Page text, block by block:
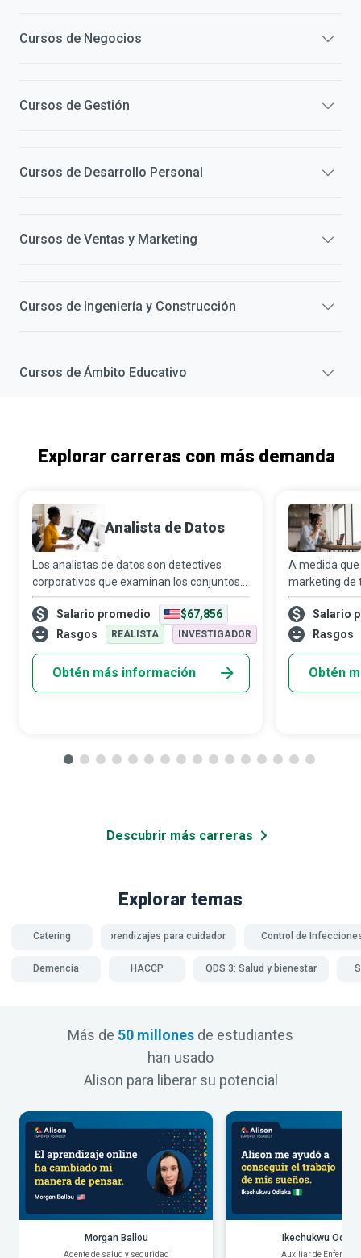
Cursos de Negocios
Cursos de Gestión
Cursos de Desarrollo Personal
Cursos de Ventas y Marketing
Cursos de Ingeniería y Construcción
Cursos de Ámbito Educativo
Explorar carreras con más demanda
Analista de Datos
Los analistas de datos son detectives
corporativos que examinan los conjuntos
de datos de la organización en detalle
minuciosamente, por lo que sus
interpretaciones resaltan patrones y
Salario promedio
$67,856
Rasgos
REALISTA INVESTIGADOR
Obtén más información
A medida
marketing de
cada vez
llegar a sus
de gerentes
Salario
Rasgos
Obtén
Descubrir más carreras
Explorar temas
Catering Aprendizajes para cuidadores Control de
Demencia HACCP ODS 3: Salud y bienestar
Más de 50 millones de estudiantes
han usado
Alison para liberar su potencial
Morgan Ballou
Agente de salud y seguridad
Ikechukwu
Auxiliar de